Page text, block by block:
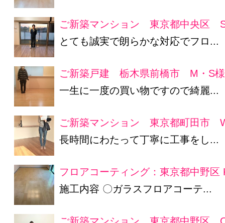
ご新築マンション 東京都中央区
とても誠実で朗らかな対応でフロ...
ご新築戸建 栃木県前橋市 M・S様
一生に一度の買い物ですので綺麗...
ご新築マンション 東京都町田市
長時間にわたって丁寧に工事をし...
フロアコーティング：東京都中野区
施工内容 〇ガラスフロアコーテ...